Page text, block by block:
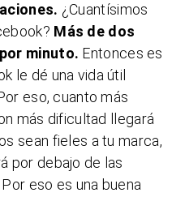
¿Cuantísimos
Más de dos
minuto. Entonces es
le dé una vida útil
eso, cuanto más
más dificultad llegará
sean fieles a tu marca,
por debajo de las
eso es una buena